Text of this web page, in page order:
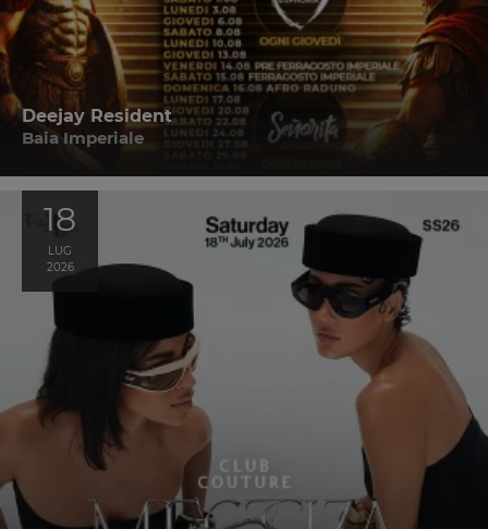
Deejay Resident
Baia Imperiale
18
LUG
2026